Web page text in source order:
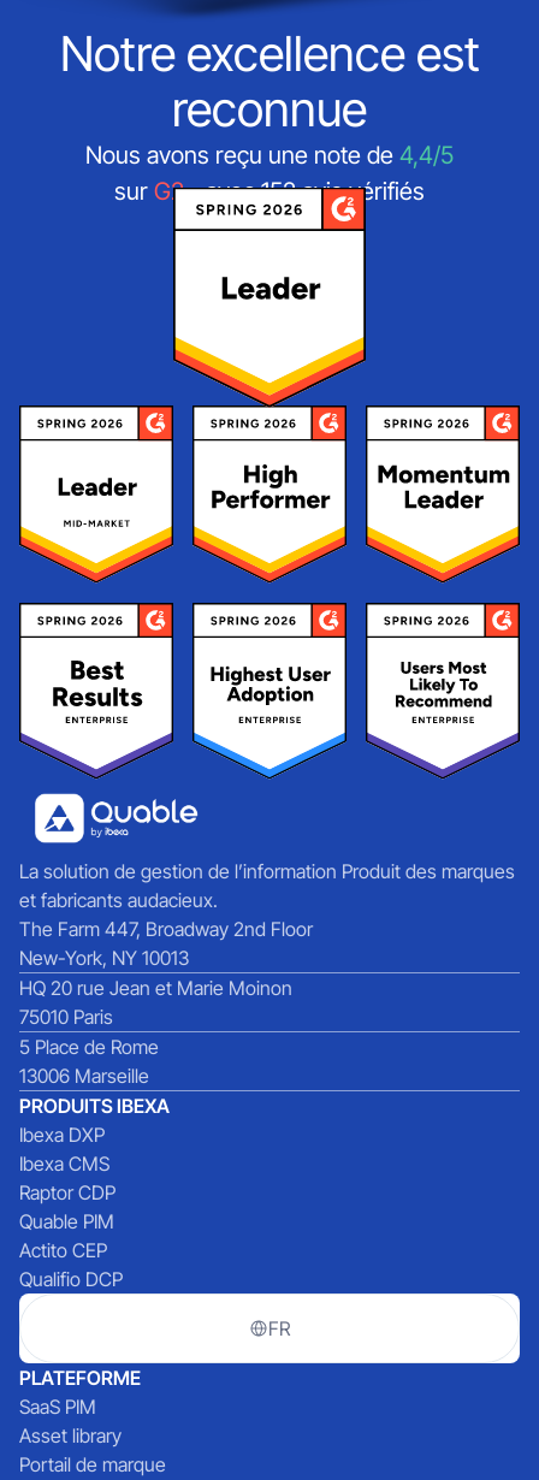
Notre excellence est
reconnue
Nous avons reçu une note de 4,4/5
sur G2- avec 152 avis vérifiés
La solution de gestion de l’information Produit des marques
et fabricants audacieux.
The Farm 447, Broadway 2nd Floor
New-York, NY 10013
HQ 20 rue Jean et Marie Moinon
75010 Paris
5 Place de Rome
13006 Marseille
PRODUITS IBEXA
Ibexa DXP
Ibexa CMS
Raptor CDP
Quable PIM
Actito CEP
Qualifio DCP
FR
PLATEFORME
SaaS PIM
Asset library
Portail de marque